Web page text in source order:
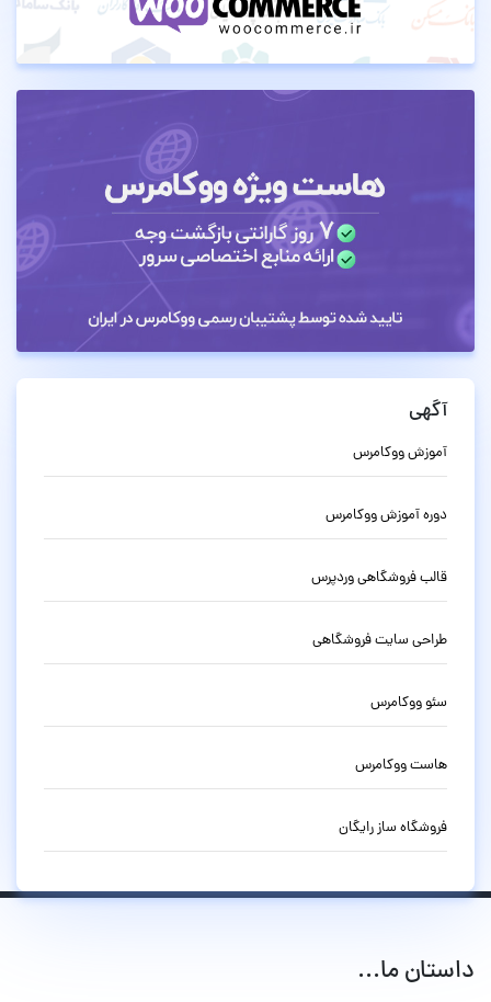
آگهی
آموزش ووکامرس
دوره آموزش ووکامرس
قالب فروشگاهی وردپرس
طراحی سایت فروشگاهی
سئو ووکامرس
هاست ووکامرس
فروشگاه ساز رایگان
داستان ما...